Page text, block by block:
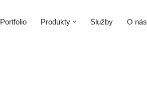
Portfolio Produkty Služby O nás